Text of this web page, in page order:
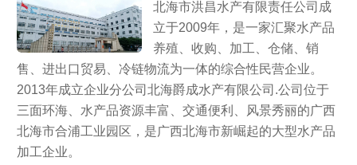
北海市洪昌水产有限责任公司成
立于2009年，是一家汇聚水产品
养殖、收购、加工、仓储、销
售、进出口贸易、冷链物流为一体的综合性民营企业。
2013年成立企业分公司北海爵成水产有限公司.公司位于
三面环海、水产品资源丰富、交通便利、风景秀丽的广西
北海市合浦工业园区，是广西北海市新崛起的大型水产品
加工企业。